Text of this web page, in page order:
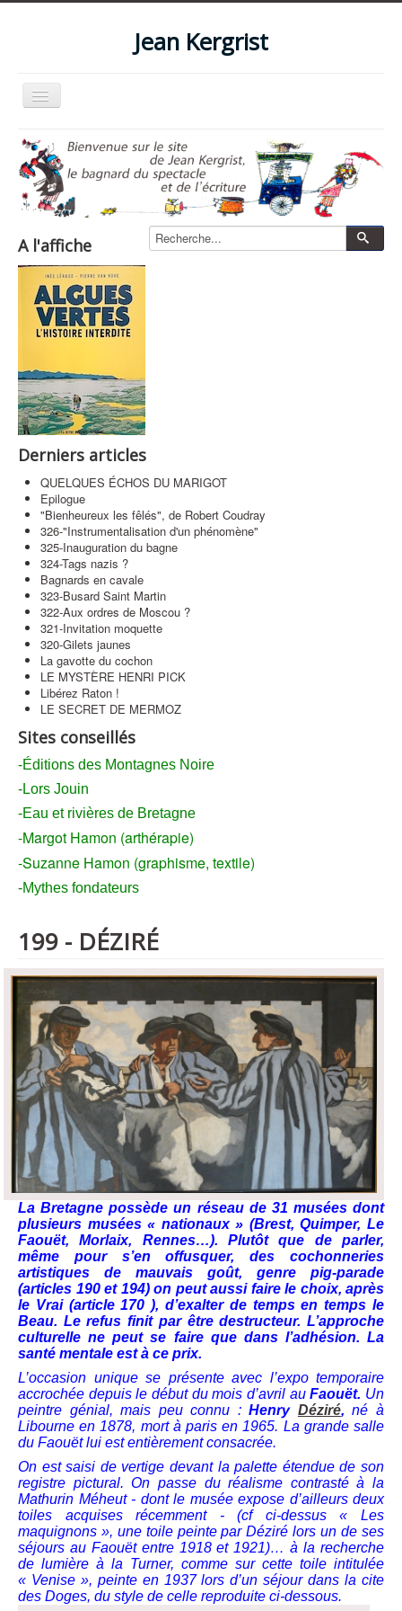
Jean Kergrist
Basculer
la
Accueil
Qui suis-je ?
Le blog
Les spectacles
Les films et vidéos
La boutique
Zone pro
Contact
A l'affiche
Derniers articles
QUELQUES ÉCHOS DU MARIGOT
Epilogue
"Bienheureux les fêlés", de Robert Coudray
326-"Instrumentalisation d'un phénomène"
325-Inauguration du bagne
324-Tags nazis ?
Bagnards en cavale
323-Busard Saint Martin
322-Aux ordres de Moscou ?
321-Invitation moquette
320-Gilets jaunes
La gavotte du cochon
LE MYSTÈRE HENRI PICK
Libérez Raton !
LE SECRET DE MERMOZ
Sites conseillés
-Éditions des Montagnes Noire
-Lors Jouin
-Eau et rivières de Bretagne
-Margot Hamon (arthérapie)
-Suzanne Hamon (graphisme, textile)
-Mythes fondateurs
199 - DÉZIRÉ
La Bretagne possède un réseau de 31 musées dont
plusieurs musées « nationaux » (Brest, Quimper, Le
Faouët, Morlaix, Rennes…). Plutôt que de parler,
même pour s’en offusquer, des cochonneries
artistiques de mauvais goût, genre pig-parade
(articles 190 et 194) on peut aussi faire le choix, après
le Vrai (article 170 ), d’exalter de temps en temps le
Beau. Le refus finit par être destructeur. L’approche
culturelle ne peut se faire que dans l’adhésion. La
santé mentale est à ce prix.
L’occasion unique se présente avec l’expo temporaire
accrochée depuis le début du mois d’avril auFaouët. Un
peintre génial, mais peu connu :Henry Déziré,né à
Libourne en 1878, mort à paris en 1965. La grande salle
du Faouët lui est entièrement consacrée.
On est saisi de vertige devant la palette étendue de son
registre pictural. On passe du réalisme contrasté à la
Mathurin Méheut - dont le musée expose d’ailleurs deux
toiles acquises récemment - (cf ci-dessus « Les
maquignons », une toile peinte par Déziré lors un de ses
séjours au Faouët entre 1918 et 1921)… à la recherche
de lumière à la Turner, comme sur cette toile intitulée
« Venise », peinte en 1937 lors d’un séjour dans la cite
des Doges, du style de celle reproduite ci-dessous.